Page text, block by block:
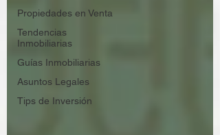
Propiedades en Venta
Tendencias
Inmobiliarias
Guías Inmobiliarias
Asuntos Legales
Tips de Inversión